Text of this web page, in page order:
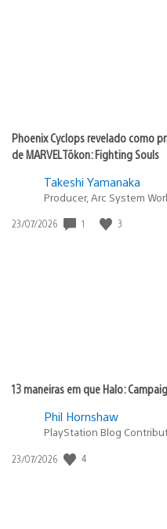
Phoenix Cyclops revelado como
de MARVEL Tōkon: Fighting Souls
Takeshi Yamanaka
Producer, Arc System
Data
23/07/2026 1 3
13 maneiras em que Halo:
Phil Hornshaw
PlayStation Blog
Data
23/07/2026 4